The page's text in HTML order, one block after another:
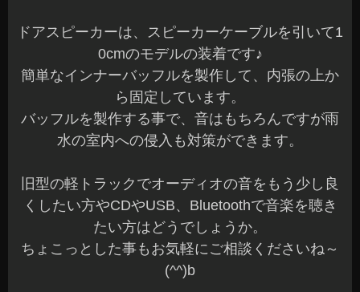
ドアスピーカーは、スピーカーケーブルを引いて1
0cmのモデルの装着です♪
簡単なインナーバッフルを製作して、内張の上か
ら固定しています。
バッフルを製作する事で、音はもちろんですが雨
水の室内への侵入も対策ができます。
旧型の軽トラックでオーディオの音をもう少し良
くしたい方やCDやUSB、Bluetoothで音楽を聴き
たい方はどうでしょうか。
ちょこっとした事もお気軽にご相談くださいね～
(^^)b